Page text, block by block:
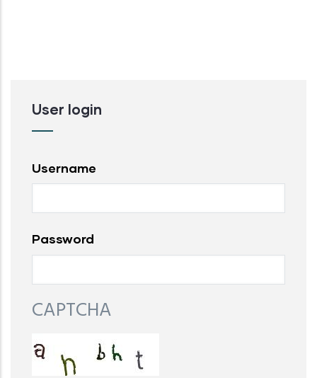
User login
Username
Password
CAPTCHA